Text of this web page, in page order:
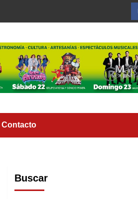
Contacto
Buscar